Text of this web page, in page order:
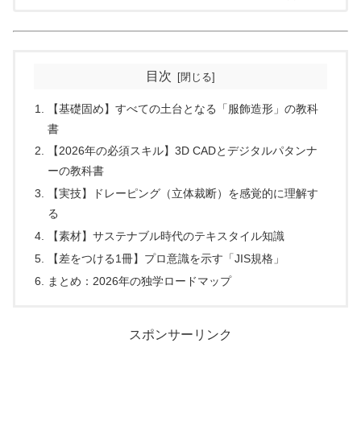
目次
【基礎固め】すべての土台となる「服飾造形」の教科
書
【2026年の必須スキル】3D CADとデジタルパタンナ
ーの教科書
【実技】ドレーピング（立体裁断）を感覚的に理解す
る
【素材】サステナブル時代のテキスタイル知識
【差をつける1冊】プロ意識を示す「JIS規格」
まとめ：2026年の独学ロードマップ
スポンサーリンク